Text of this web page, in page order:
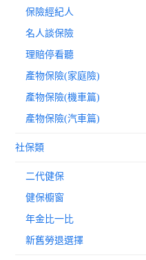
保險經紀人
名人談保險
理賠停看聽
產物保險(家庭險)
產物保險(機車篇)
產物保險(汽車篇)
社保類
二代健保
健保櫥窗
年金比一比
新舊勞退選擇